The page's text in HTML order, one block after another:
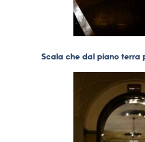
Scala che dal piano terra